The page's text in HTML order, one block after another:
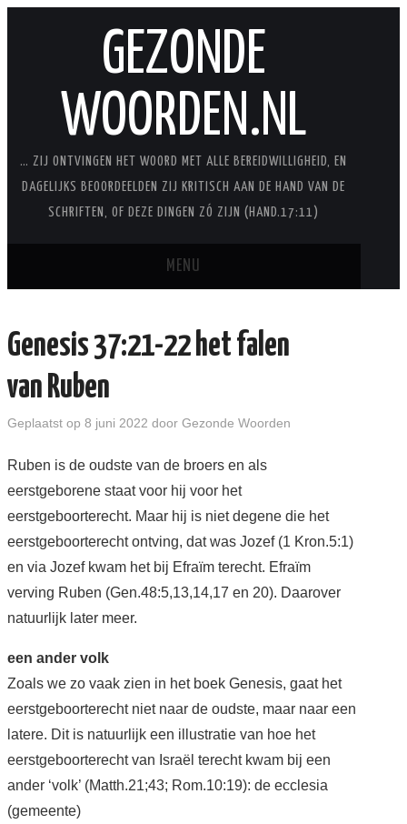
GEZONDE
WOORDEN.NL
… ZIJ ONTVINGEN HET WOORD MET ALLE BEREIDWILLIGHEID, EN
DAGELIJKS BEOORDEELDEN ZIJ KRITISCH AAN DE HAND VAN DE
SCHRIFTEN, OF DEZE DINGEN ZÓ ZIJN (HAND.17:11)
MENU
STUDIES
ABC
AGENDA
WIE BEN IK? + CONTACT
ENGLISH SERIES
Genesis 37:21-22 het falen
van Ruben
Geplaatst op 8 juni 2022 door Gezonde Woorden
Ruben is de oudste van de broers en als
eerstgeborene staat voor hij voor het
eerstgeboorterecht. Maar hij is niet degene die het
eerstgeboorterecht ontving, dat was Jozef (1 Kron.5:1)
en via Jozef kwam het bij Efraïm terecht. Efraïm
verving Ruben (Gen.48:5,13,14,17 en 20). Daarover
natuurlijk later meer.
een ander volk
Zoals we zo vaak zien in het boek Genesis, gaat het
eerstgeboorterecht niet naar de oudste, maar naar een
latere. Dit is natuurlijk een illustratie van hoe het
eerstgeboorterecht van Israël terecht kwam bij een
ander ‘volk’ (Matth.21;43; Rom.10:19): de ecclesia
(gemeente)